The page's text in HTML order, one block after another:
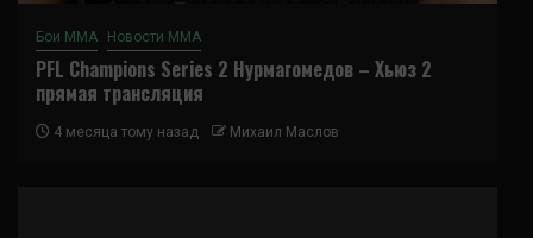
Бои ММА Новости ММА
PFL Champions Series 2 Нурмагомедов – Хьюз 2
прямая трансляция
4 месяца тому назад Михаил Маслов